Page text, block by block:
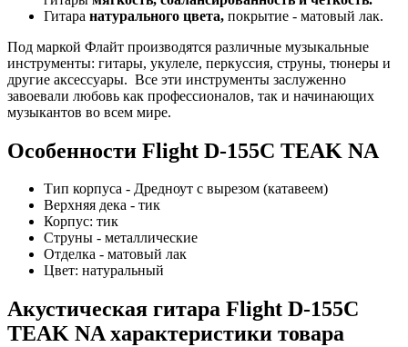
Гитара натурального цвета, покрытие - матовый лак.
Под маркой Флайт производятся различные музыкальные
инструменты: гитары, укулеле, перкуссия, струны, тюнеры и
другие аксессуары. Все эти инструменты заслуженно
завоевали любовь как профессионалов, так и начинающих
музыкантов во всем мире.
Особенности Flight D-155C TEAK NA
Тип корпуса - Дредноут с вырезом (катавеем)
Верхняя дека - тик
Корпус: тик
Струны - металлические
Отделка - матовый лак
Цвет: натуральный
Акустическая гитара Flight D-155C
TEAK NA характеристики товара